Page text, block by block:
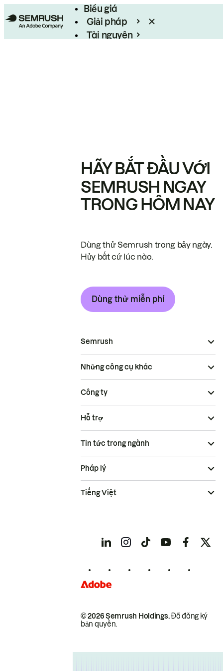
Biểu giá
Giải pháp
Tài nguyên
HÃY BẮT ĐẦU VỚI
SEMRUSH NGAY
TRONG HÔM NAY
Dùng thử Semrush trong bảy ngày.
Hủy bất cứ lúc nào.
Dùng thử miễn phí
Semrush
Những công cụ khác
Công ty
Hỗ trợ
Tin tức trong ngành
© 2026 Semrush Holdings.Đã đăng ký
bản quyền.
Pháp lý
Tiếng Việt